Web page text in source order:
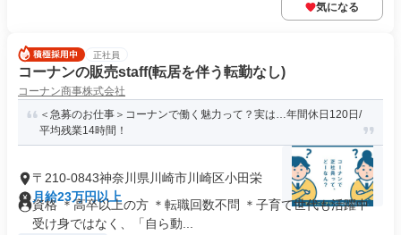
気になる
正社員
コーナンの販売staff(転居を伴う転勤なし)
コーナン商事株式会社
＜急募のお仕事＞コーナンで働く魅力って？実は…年間休日120日/
平均残業14時間！
〒210-0843神奈川県川崎市川崎区小田栄
月給23万円以上
資格 ＊高卒以上の方 ＊転職回数不問 ＊子育て世代も活躍中
受け身ではなく、「自ら動...